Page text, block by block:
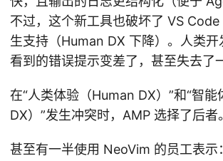
不过，这个新工具也破坏了 VS
生支持（Human DX 下降）。人类开
看到的错误提示变差了，甚至失去了
在“人类体验（Human DX）”和“智
DX）”发生冲突时，AMP 选择了后者。
甚至有一半使用 NeoVim 的员工表示